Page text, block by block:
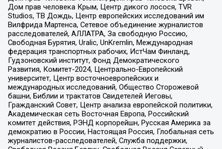
Дом прав человека Крым, Центр дикого лосося, TVR
Studios, ТВ Дождь, Центр европейских исследований им
Вилфрида Мартенса, Сетевое объединение журналистов
расследователей, АЛЛАТРА, За свободную Россию,
Свободная Бурятия, Uralic, UnKremlin, Международная
федерация транспортных рабочих, ИстЧам Финланд,
Гудзоновский институт, Фонд Демократического
Развития, Комитет-2024, Центрально-Европейский
университет, Центр восточноевропейских и
международных исследований, Общество Сторожевой
башни, Библии и трактатов Свидетелей Иеговы,
Гражданский Совет, Центр анализа европейской политики,
Академическая сеть Восточная Европа, Российский
комитет действия, РЭНД корпорейшн, Русская Америка за
демократию в России, Настоящая Россия, Глобальная сеть
журналистов-расследователей, Служба поддержки,